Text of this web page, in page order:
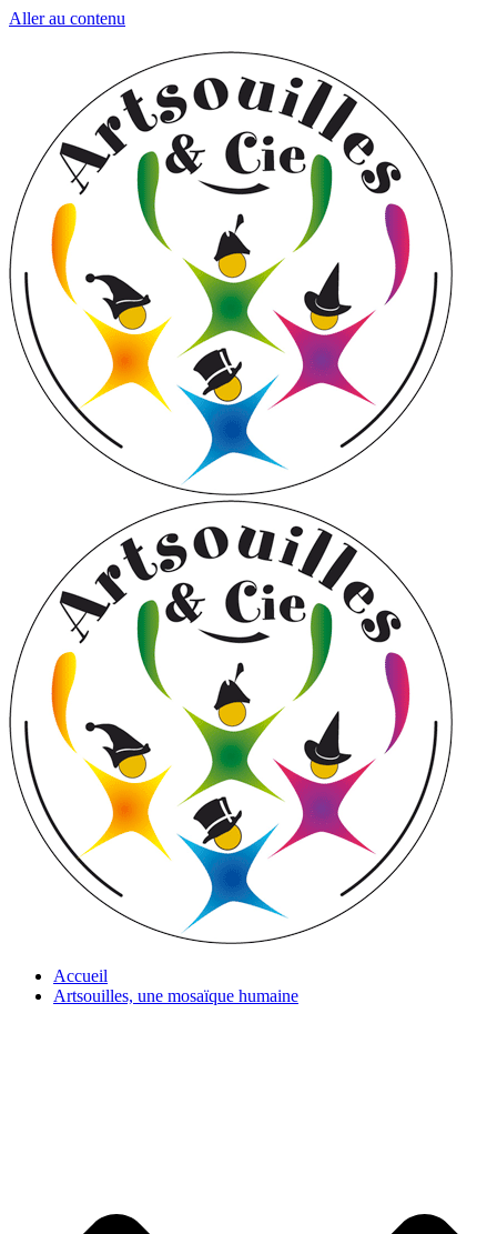
Aller au contenu
Accueil
Artsouilles, une mosaïque humaine